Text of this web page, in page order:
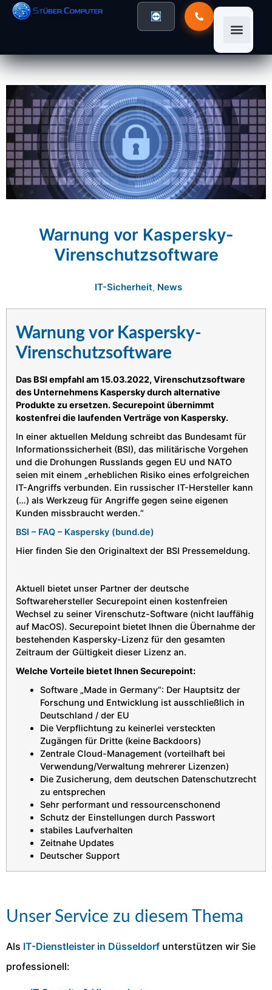
Warnung vor Kaspersky-
Virenschutzsoftware
IT-Sicherheit, News
Warnung vor Kaspersky-
Virenschutzsoftware
Das BSI empfahl am 15.03.2022, Virenschutzsoftware
des Unternehmens Kaspersky durch alternative
Produkte zu ersetzen. Securepoint übernimmt
kostenfrei die laufenden Verträge von Kaspersky.
In einer aktuellen Meldung schreibt das Bundesamt für
Informationssicherheit (BSI), das militärische Vorgehen
und die Drohungen Russlands gegen EU und NATO
seien mit einem „erheblichen Risiko eines erfolgreichen
IT-Angriffs verbunden. Ein russischer IT-Hersteller kann
(…) als Werkzeug für Angriffe gegen seine eigenen
Kunden missbraucht werden.“
BSI – FAQ – Kaspersky (bund.de)
Hier finden Sie den Originaltext der BSI Pressemeldung.
Aktuell bietet unser Partner der deutsche
Softwarehersteller Securepoint einen kostenfreien
Wechsel zu seiner Virenschutz-Software (nicht lauffähig
auf MacOS). Securepoint bietet Ihnen die Übernahme der
bestehenden Kaspersky-Lizenz für den gesamten
Zeitraum der Gültigkeit dieser Lizenz an.
Welche Vorteile bietet Ihnen Securepoint:
Software „Made in Germany“: Der Hauptsitz der
Forschung und Entwicklung ist ausschließlich in
Deutschland / der EU
Die Verpflichtung zu keinerlei versteckten
Zugängen für Dritte (keine Backdoors)
Zentrale Cloud-Management (vorteilhaft bei
Verwendung/Verwaltung mehrerer Lizenzen)
Die Zusicherung, dem deutschen Datenschutzrecht
zu entsprechen
Sehr performant und ressourcenschonend
Schutz der Einstellungen durch Passwort
stabiles Laufverhalten
Zeitnahe Updates
Deutscher Support
Unser Service zu diesem Thema
Als IT-Dienstleister in Düsseldorf unterstützen wir Sie
professionell: